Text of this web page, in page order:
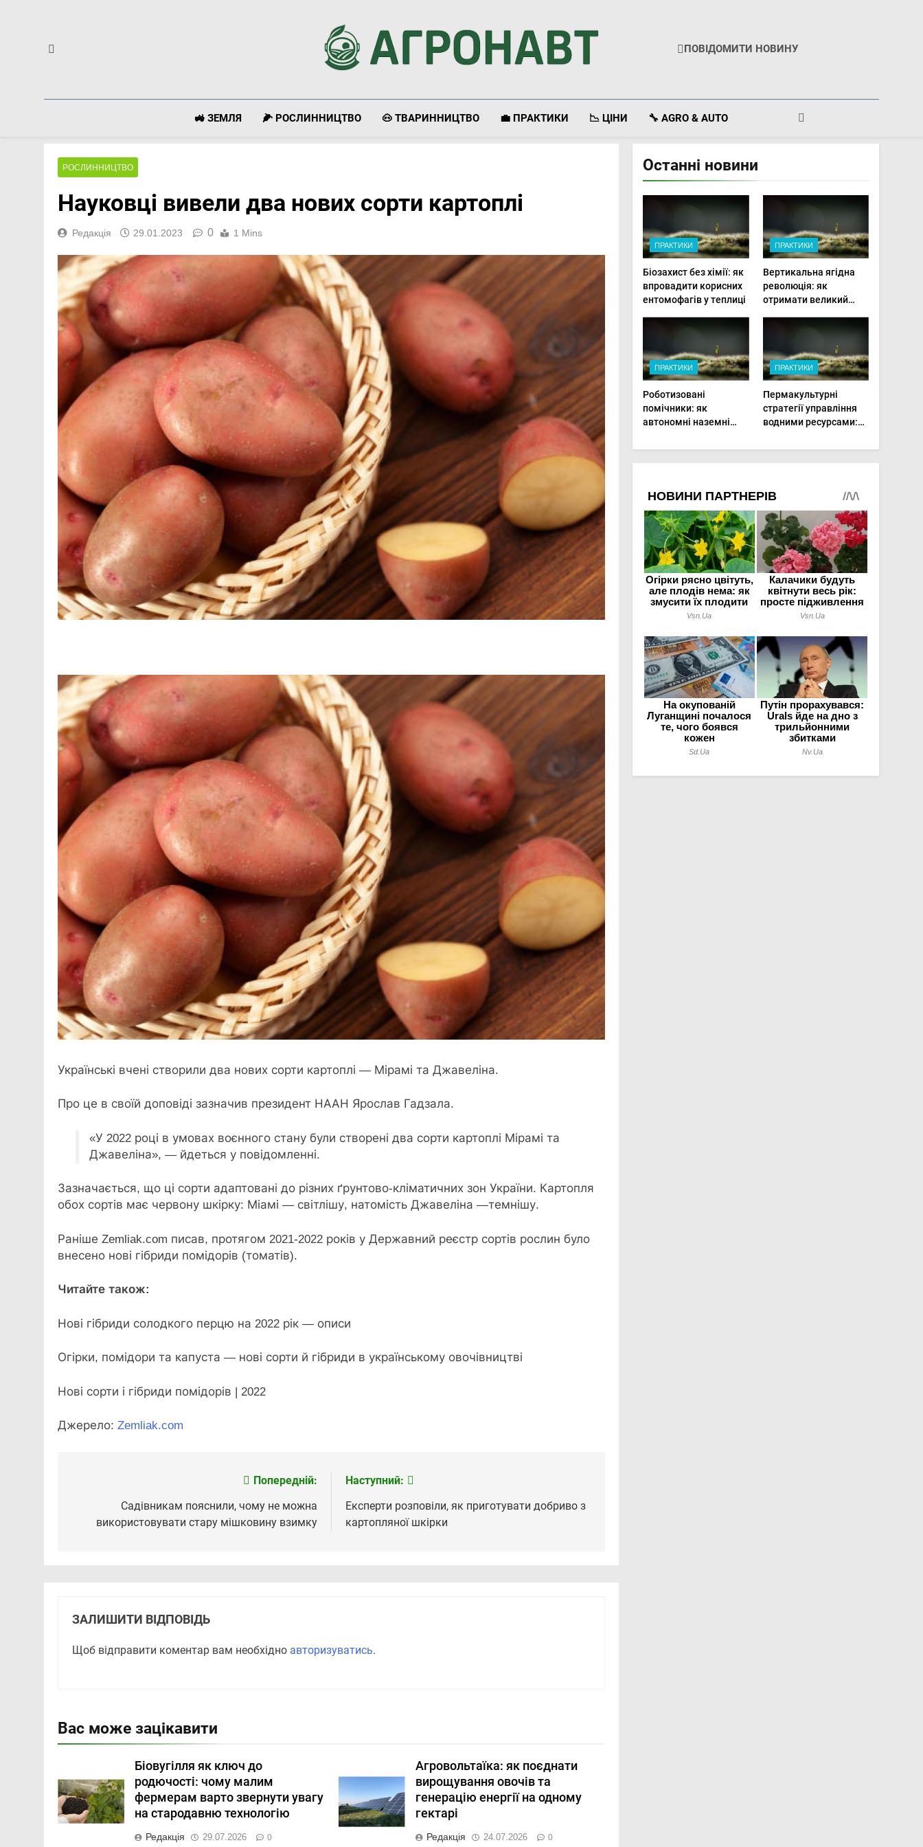
Агронавт
ПОВІДОМИТИ НОВИНУ
🚜 ЗЕМЛЯ 🌽 РОСЛИННИЦТВО 🐽 ТВАРИННИЦТВО 💼 ПРАКТИКИ 📉 ЦІНИ 🔧 AGRO & AUTO
РОСЛИННИЦТВО
Науковці вивели два нових сорти картоплі
Редакція 29.01.2023 0 1 Mins
Link
Українські вчені створили два нових сорти картоплі — Мірамі та Джавеліна.
Про це в своїй доповіді зазначив президент НААН Ярослав Гадзала.
«У 2022 році в умовах воєнного стану були створені два сорти картоплі Мірамі та
Джавеліна», — йдеться у повідомленні.
Зазначається, що ці сорти адаптовані до різних ґрунтово-кліматичних зон України. Картопля
обох сортів має червону шкірку: Міамі — світлішу, натомість Джавеліна —темнішу.
Раніше Zemliak.com писав, протягом 2021-2022 років у Державний реєстр сортів рослин було
внесено нові гібриди помідорів (томатів).
Читайте також:
Нові гібриди солодкого перцю на 2022 рік — описи
Огірки, помідори та капуста — нові сорти й гібриди в українському овочівництві
Нові сорти і гібриди помідорів | 2022
Джерело: Zemliak.com
записів
Попередній:
Садівникам пояснили, чому не можна
використовувати стару мішковину взимку
Наступний:
Експерти розповіли, як приготувати добриво з
картопляної шкірки
ЗАЛИШИТИ ВІДПОВІДЬ
Щоб відправити коментар вам необхідно авторизуватись.
Вас може зацікавити
Біовугілля як ключ до
родючості: чому малим
фермерам варто звернути увагу
на стародавню технологію
Редакція 29.07.2026 0
Агровольтаїка: як поєднати
вирощування овочів та
генерацію енергії на одному
гектарі
Редакція 24.07.2026 0
Останні новини
ПРАКТИКИ
Біозахист без хімії: як
впровадити корисних
ентомофагів у теплиці
ПРАКТИКИ
Вертикальна ягідна
революція: як
отримати великий
мінімальній площі
ПРАКТИКИ
Роботизовані
помічники: як
автономні наземні
догляд за органічними
овочами
ПРАКТИКИ
Пермакультурні
стратегії управління
водними ресурсами:
господарство стійким
до посухи